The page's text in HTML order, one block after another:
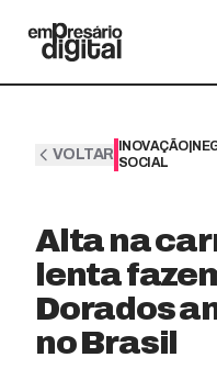
VOLTAR INOVAÇÃO|
SOCIAL
Alta na
lenta
Dorados
no Brasil